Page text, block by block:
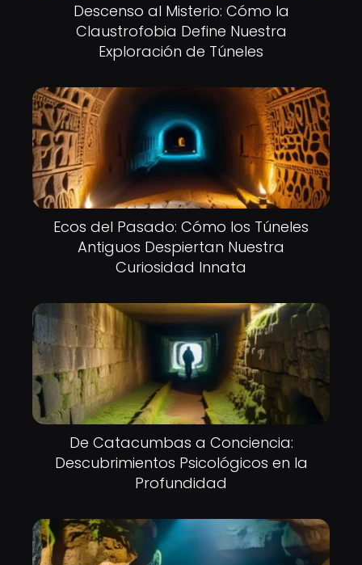
Descenso al Misterio: Cómo la
Claustrofobia Define Nuestra
Exploración de Túneles
Ecos del Pasado: Cómo los Túneles
Antiguos Despiertan Nuestra
Curiosidad Innata
De Catacumbas a Conciencia:
Descubrimientos Psicológicos en la
Profundidad